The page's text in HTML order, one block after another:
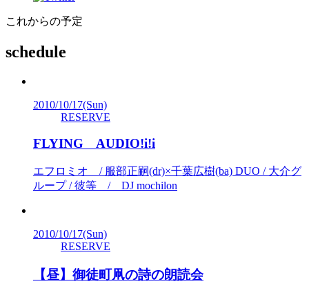
これからの予定
schedule
2010/10/17(Sun)
RESERVE
FLYING AUDIO!i!i
エフロミオ / 服部正嗣(dr)×千葉広樹(ba) DUO / 大介グ
ループ / 彼等 / DJ mochilon
2010/10/17(Sun)
RESERVE
【昼】御徒町凧の詩の朗読会